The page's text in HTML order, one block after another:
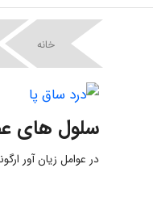
خانه
سلول های
در عوامل زیان آور